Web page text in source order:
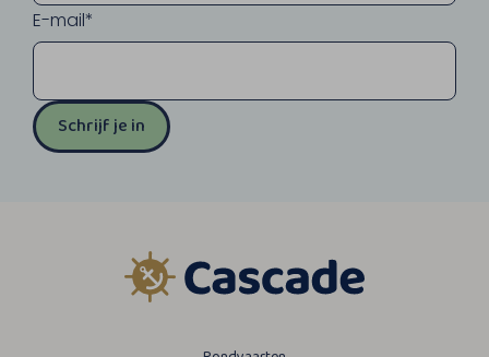
E-mail*
Schrijf je in